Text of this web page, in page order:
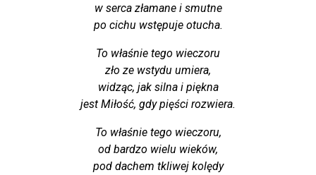
w serca złamane i smutne
po cichu wstępuje otucha.
To właśnie tego wieczoru
zło ze wstydu umiera,
widząc, jak silna i piękna
jest Miłość, gdy pięści rozwiera.
To właśnie tego wieczoru,
od bardzo wielu wieków,
pod dachem tkliwej kolędy